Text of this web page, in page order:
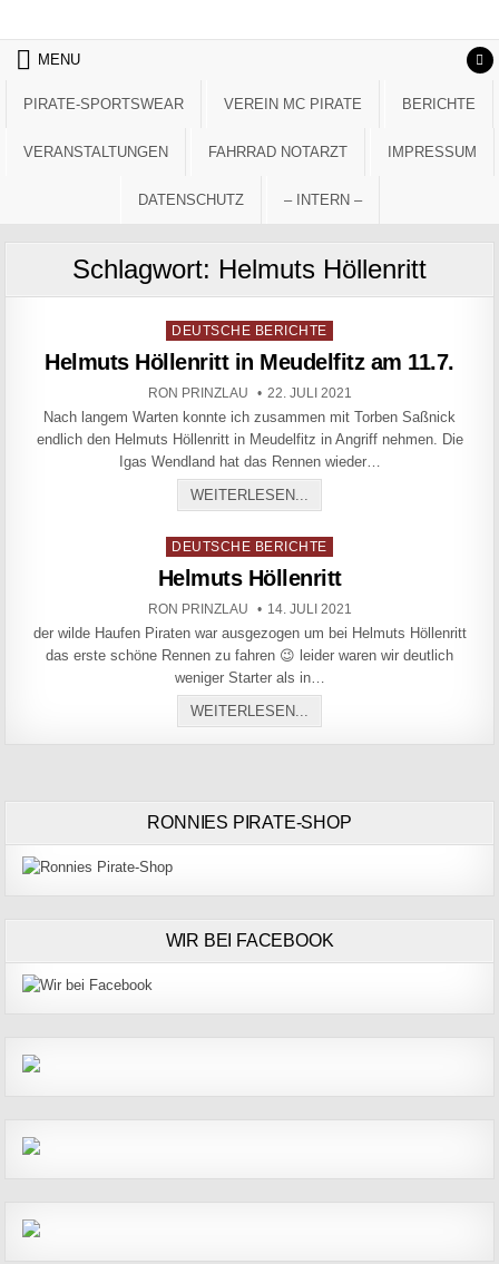
MENU
PIRATE-SPORTSWEAR VEREIN MC PIRATE BERICHTE
VERANSTALTUNGEN FAHRRAD NOTARZT IMPRESSUM
DATENSCHUTZ – INTERN –
Schlagwort: Helmuts Höllenritt
Posted in
DEUTSCHE BERICHTE
Helmuts Höllenritt in Meudelfitz am 11.7.
AUTHOR:
RON PRINZLAU PUBLISHED DATE:
22. JULI 2021
Nach langem Warten konnte ich zusammen mit Torben Saßnick
endlich den Helmuts Höllenritt in Meudelfitz in Angriff nehmen. Die
Igas Wendland hat das Rennen wieder…
WEITERLESEN...
Posted in
DEUTSCHE BERICHTE
Helmuts Höllenritt
AUTHOR:
RON PRINZLAU PUBLISHED DATE:
14. JULI 2021
der wilde Haufen Piraten war ausgezogen um bei Helmuts Höllenritt
das erste schöne Rennen zu fahren 😉 leider waren wir deutlich
weniger Starter als in…
WEITERLESEN...
RONNIES PIRATE-SHOP
WIR BEI FACEBOOK